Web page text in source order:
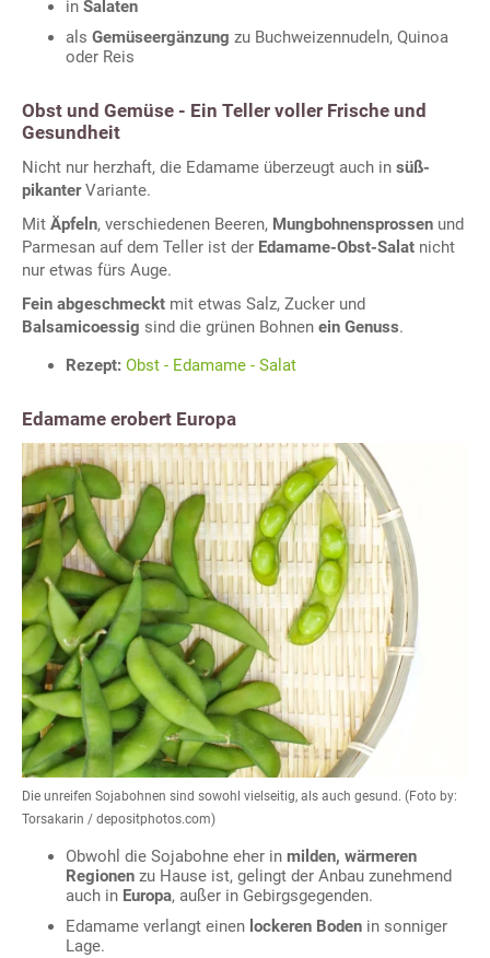
in Salaten
als Gemüseergänzung zu Buchweizennudeln, Quinoa
oder Reis
Obst und Gemüse - Ein Teller voller Frische und
Gesundheit
Nicht nur herzhaft, die Edamame überzeugt auch in süß-
pikanterVariante.
Mit Äpfeln, verschiedenen Beeren, Mungbohnensprossen und
Parmesan auf dem Teller ist der Edamame-Obst-Salat nicht
nur etwas fürs Auge.
Fein abgeschmeckt mit etwas Salz, Zucker und
Balsamicoessig sind die grünen Bohnen ein Genuss.
Rezept: Obst - Edamame - Salat
Edamame erobert Europa
Die unreifen Sojabohnen sind sowohl vielseitig, als auch gesund. (Foto by:
Torsakarin / depositphotos.com)
Obwohl die Sojabohne eher in milden, wärmeren
Regionen zu Hause ist, gelingt der Anbau zunehmend
auch in Europa, außer in Gebirgsgegenden.
Edamame verlangt einen lockeren Boden in sonniger
Lage.